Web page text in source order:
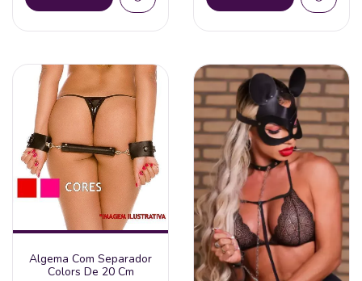
Algema Com Separador
Colors De 20 Cm